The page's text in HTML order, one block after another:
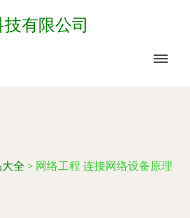
有限公司
全 > 网络工程 连接网络设备原理